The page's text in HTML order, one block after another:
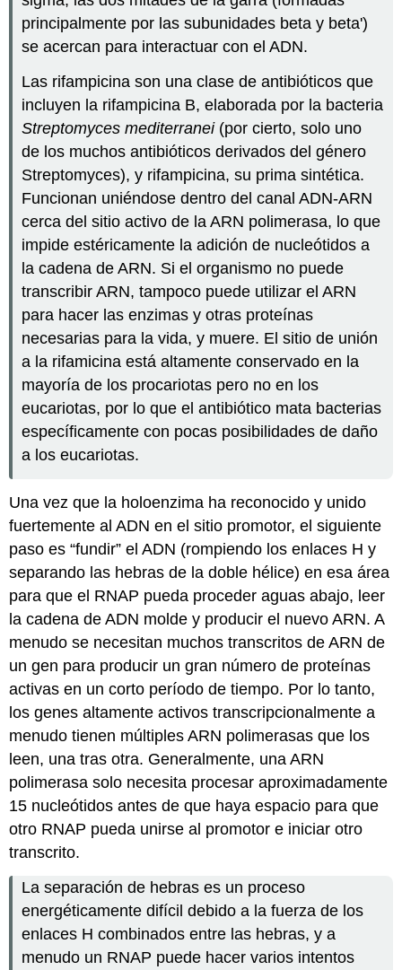
principalmente por las subunidades beta y beta')
se acercan para interactuar con el ADN.
Las rifampicina son una clase de antibióticos que
incluyen la rifampicina B, elaborada por la bacteria
Streptomyces mediterranei(por cierto, solo uno
de los muchos antibióticos derivados del género
Streptomyces), y rifampicina, su prima sintética.
Funcionan uniéndose dentro del canal ADN-ARN
cerca del sitio activo de la ARN polimerasa, lo que
impide estéricamente la adición de nucleótidos a
la cadena de ARN. Si el organismo no puede
transcribir ARN, tampoco puede utilizar el ARN
para hacer las enzimas y otras proteínas
necesarias para la vida, y muere. El sitio de unión
a la rifamicina está altamente conservado en la
mayoría de los procariotas pero no en los
eucariotas, por lo que el antibiótico mata bacterias
específicamente con pocas posibilidades de daño
a los eucariotas.
Una vez que la holoenzima ha reconocido y unido
fuertemente al ADN en el sitio promotor, el siguiente
paso es “fundir” el ADN (rompiendo los enlaces H y
separando las hebras de la doble hélice) en esa área
para que el RNAP pueda proceder aguas abajo, leer
la cadena de ADN molde y producir el nuevo ARN. A
menudo se necesitan muchos transcritos de ARN de
un gen para producir un gran número de proteínas
activas en un corto período de tiempo. Por lo tanto,
los genes altamente activos transcripcionalmente a
menudo tienen múltiples ARN polimerasas que los
leen, una tras otra. Generalmente, una ARN
polimerasa solo necesita procesar aproximadamente
15 nucleótidos antes de que haya espacio para que
otro RNAP pueda unirse al promotor e iniciar otro
transcrito.
La separación de hebras es un proceso
energéticamente difícil debido a la fuerza de los
enlaces H combinados entre las hebras, y a
menudo un RNAP puede hacer varios intentos